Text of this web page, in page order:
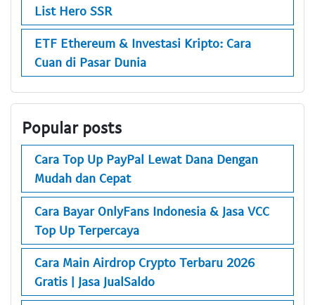
List Hero SSR
ETF Ethereum & Investasi Kripto: Cara
Cuan di Pasar Dunia
Popular posts
Cara Top Up PayPal Lewat Dana Dengan
Mudah dan Cepat
Cara Bayar OnlyFans Indonesia & Jasa VCC
Top Up Terpercaya
Cara Main Airdrop Crypto Terbaru 2026
Gratis | Jasa JualSaldo